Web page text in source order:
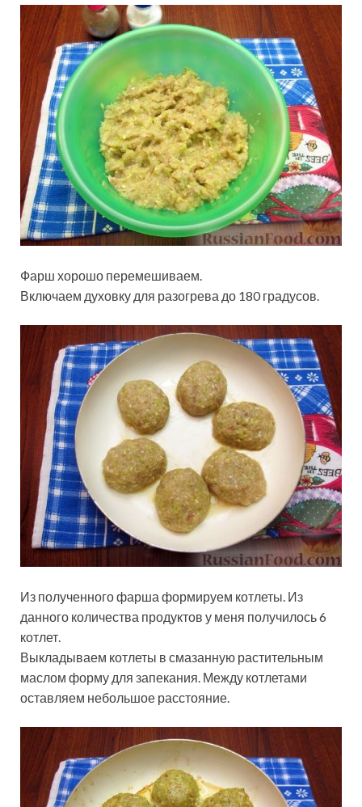
Фарш хорошо перемешиваем.
Включаем духовку для разогрева до 180 градусов.
Из полученного фарша формируем котлеты. Из
данного количества продуктов у меня получилось 6
котлет.
Выкладываем котлеты в смазанную растительным
маслом форму для запекания. Между котлетами
оставляем небольшое расстояние.